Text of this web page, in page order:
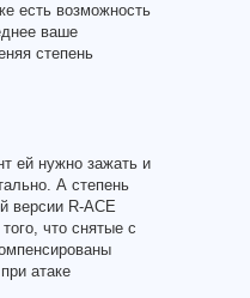
есть возможность
ваше
степень
ей нужно зажать и
А степень
версии R-ACE
что снятые с
атаке